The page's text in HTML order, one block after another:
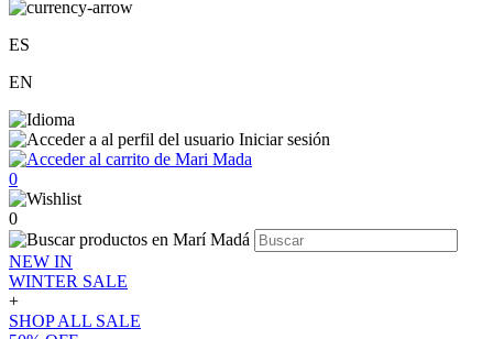
ES
EN
Iniciar sesión
0
0
NEW IN
WINTER SALE
+
SHOP ALL SALE